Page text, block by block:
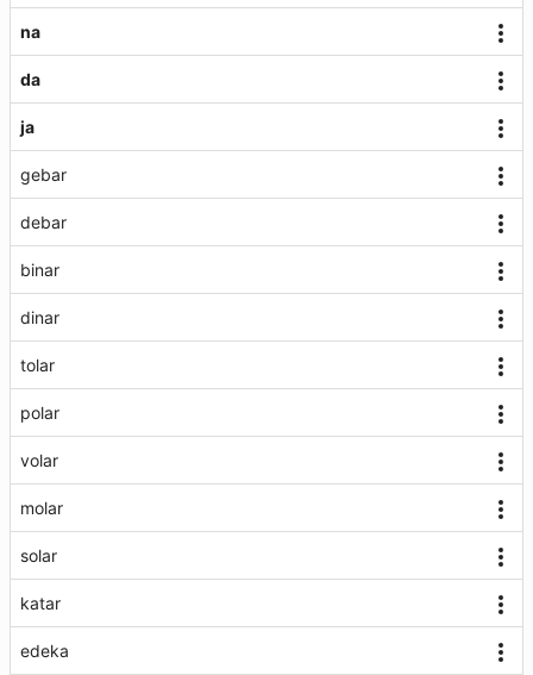
na
da
ja
gebar
debar
binar
dinar
tolar
polar
volar
molar
solar
katar
edeka